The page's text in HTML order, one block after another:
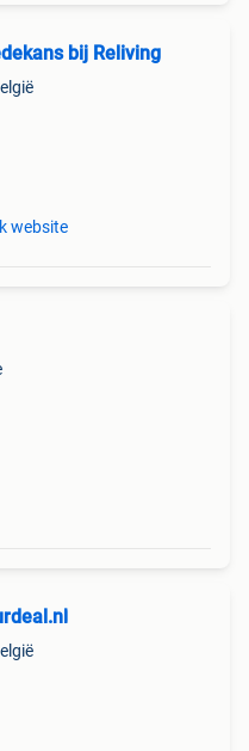
bij Reliving
website